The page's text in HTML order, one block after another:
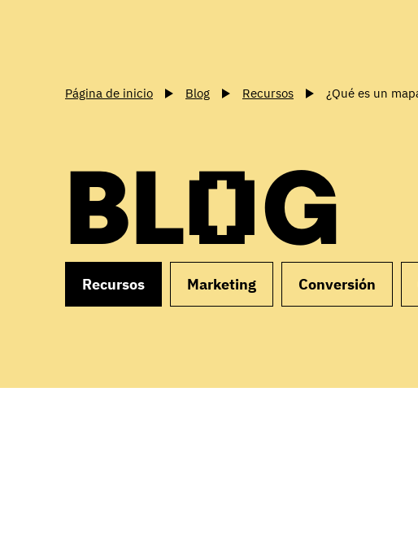
Página de inicio Blog Recursos ¿Qué es un
BLOG
Recursos Marketing Conversión